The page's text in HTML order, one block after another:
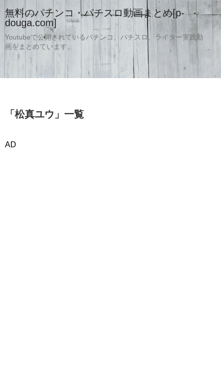
無料のパチンコ・パチスロ動画まとめ[p-
douga.com]
Youtubeで公開されているパチンコ、パチスロ、ライター実践動
画をまとめています。
「 松真ユウ 」 一覧
AD